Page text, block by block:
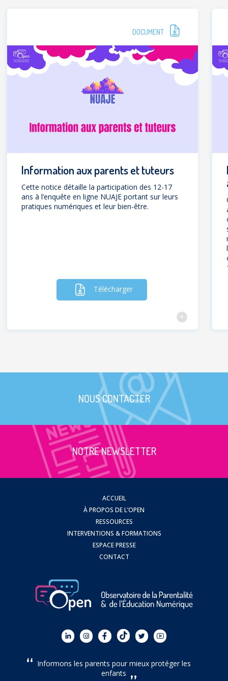
DOCUMENT
Information aux parents et tuteurs
Cette notice détaille la participation des 12-17
ans à l’enquête en ligne NUAJE portant sur leurs
pratiques numériques et leur bien-être.
Télécharger
NOUS CONTACTER
NOTRE NEWSLETTER
ACCUEIL
À PROPOS DE L’OPEN
RESSOURCES
INTERVENTIONS & FORMATIONS
ESPACE PRESSE
CONTACT
Informons les parents pour mieux protéger les
enfants